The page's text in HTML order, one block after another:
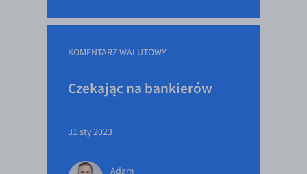
KOMENTARZ WALUTOWY
Czekając na bankierów
31 sty 2023
Adam